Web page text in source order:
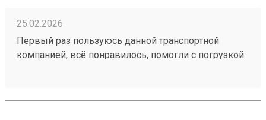
25.02.2026
Первый раз пользуюсь данной транспортной
компанией, всё понравилось, помогли с погрузкой